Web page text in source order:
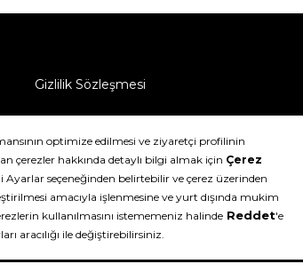
Gizlilik Sözleşmesi